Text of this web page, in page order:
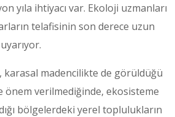
yıla ihtiyacı var. Ekoloji uzmanları
telafisinin son derece uzun
karasal madencilikte de görüldüğü
önem verilmediğinde, ekosisteme
bölgelerdeki yerel toplulukların